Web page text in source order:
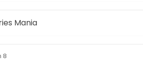
Mania
8